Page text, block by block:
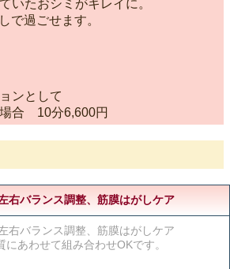
いたおシミがキレイに。
で過ごせます。
ンとして
合 10分6,600円
右バランス調整、筋膜はがしケア
右バランス調整、筋膜はがしケア
にあわせて組み合わせOKです。